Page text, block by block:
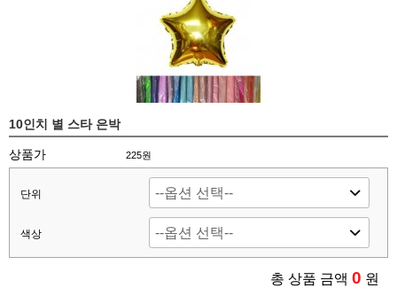
10인치 별 스타 은박
상품가 225원
단위
색상
총 상품 금액 0 원